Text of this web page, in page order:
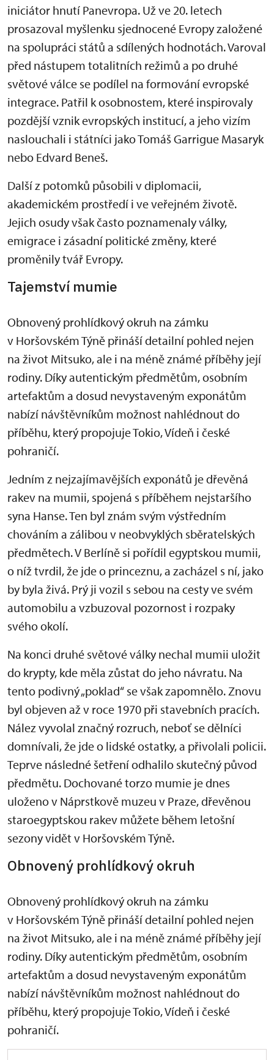
iniciátor hnutí Panevropa. Už ve 20. letech
prosazoval myšlenku sjednocené Evropy založené
na spolupráci států a sdílených hodnotách. Varoval
před nástupem totalitních režimů a po druhé
světové válce se podílel na formování evropské
integrace. Patřil k osobnostem, které inspirovaly
pozdější vznik evropských institucí, a jeho vizím
naslouchali i státníci jako Tomáš Garrigue Masaryk
nebo Edvard Beneš.
Další z potomků působili v diplomacii,
akademickém prostředí i ve veřejném životě.
Jejich osudy však často poznamenaly války,
emigrace i zásadní politické změny, které
proměnily tvář Evropy.
Tajemství mumie
Obnovený prohlídkový okruh na zámku
v Horšovském Týně přináší detailní pohled nejen
na život Mitsuko, ale i na méně známé příběhy její
rodiny. Díky autentickým předmětům, osobním
artefaktům a dosud nevystaveným exponátům
nabízí návštěvníkům možnost nahlédnout do
příběhu, který propojuje Tokio, Vídeň i české
pohraničí.
Jedním z nejzajímavějších exponátů je dřevěná
rakev na mumii, spojená s příběhem nejstaršího
syna Hanse. Ten byl znám svým výstředním
chováním a zálibou v neobvyklých sběratelských
předmětech. V Berlíně si pořídil egyptskou mumii,
o níž tvrdil, že jde o princeznu, a zacházel s ní, jako
by byla živá. Prý ji vozil s sebou na cesty ve svém
automobilu a vzbuzoval pozornost i rozpaky
svého okolí.
Na konci druhé světové války nechal mumii uložit
do krypty, kde měla zůstat do jeho návratu. Na
tento podivný „poklad“ se však zapomnělo. Znovu
byl objeven až v roce 1970 při stavebních pracích.
Nález vyvolal značný rozruch, neboť se dělníci
domnívali, že jde o lidské ostatky, a přivolali policii.
Teprve následné šetření odhalilo skutečný původ
předmětu. Dochované torzo mumie je dnes
uloženo v Náprstkově muzeu v Praze, dřevěnou
staroegyptskou rakev můžete během letošní
sezony vidět v Horšovském Týně.
Obnovený prohlídkový okruh
Obnovený prohlídkový okruh na zámku
v Horšovském Týně přináší detailní pohled nejen
na život Mitsuko, ale i na méně známé příběhy její
rodiny. Díky autentickým předmětům, osobním
artefaktům a dosud nevystaveným exponátům
nabízí návštěvníkům možnost nahlédnout do
příběhu, který propojuje Tokio, Vídeň i české
pohraničí.